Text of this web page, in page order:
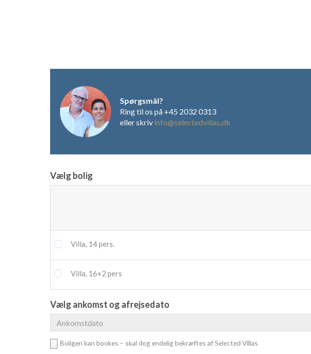
Spørgsmål?
Ring til os på +45 2032 0313
eller skriv info@selectedvillas.dk
Vælg bolig
Villa, 14 pers.
Villa, 16+2 pers
Vælg ankomst og afrejsedato
Boligen kan bookes – skal dog endelig bekræftes af Selected Villas